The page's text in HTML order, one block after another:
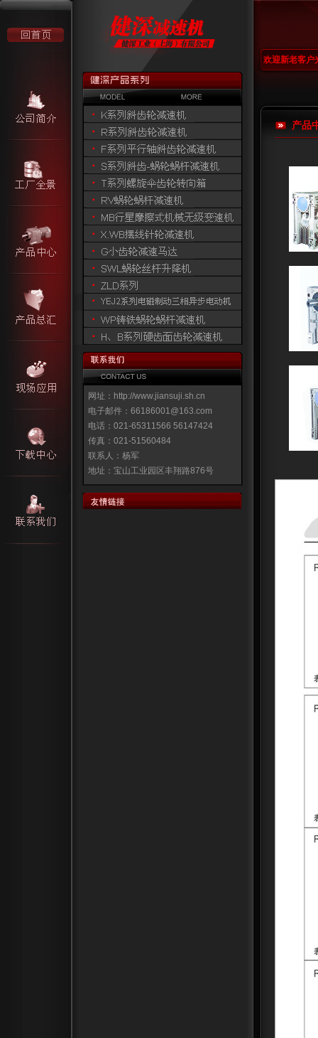
网址：http://www.jiansuji.sh.cn
电子邮件：66186001@163.com
电话：021-65311566 56147424
传真：021-51560484
联系人：杨军
地址：宝山工业园区丰翔路876号
欢迎新老客户
产品